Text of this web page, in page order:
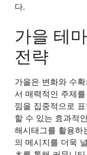
다.
가을 테
전략
가을은 변화와 수
서 매력적인 주제
낌을 집중적으로
할 수 있는 효과적
해시태그를 활용하
의 메시지를 더욱